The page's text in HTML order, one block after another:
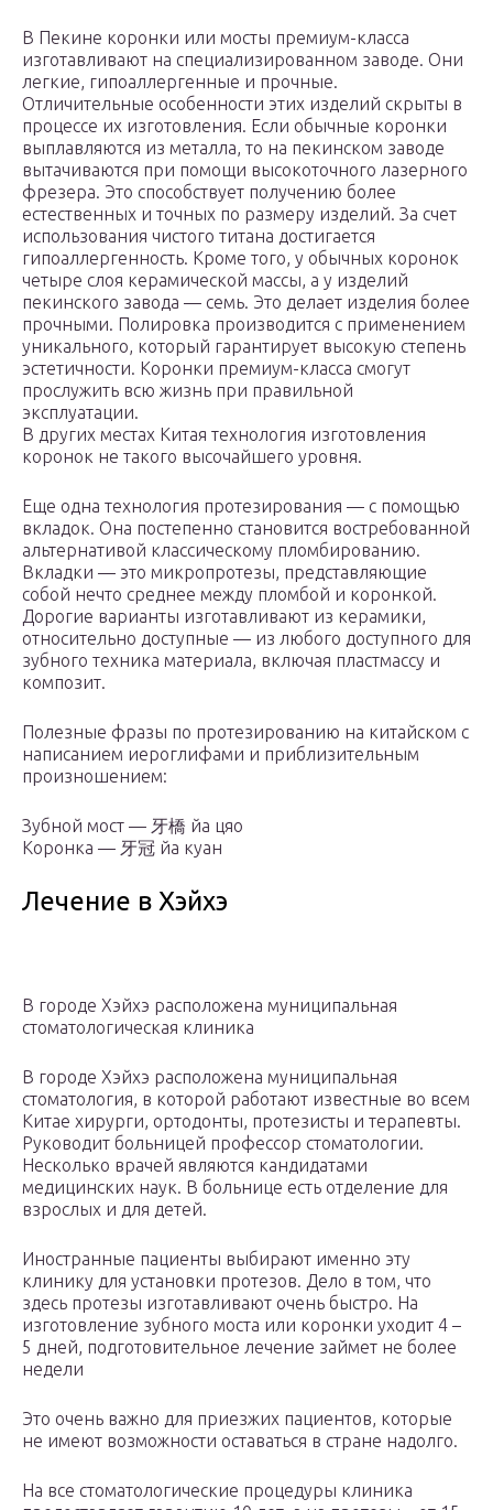
В Пекине коронки или мосты премиум-класса
изготавливают на специализированном заводе. Они
легкие, гипоаллергенные и прочные.
Отличительные особенности этих изделий скрыты в
процессе их изготовления. Если обычные коронки
выплавляются из металла, то на пекинском заводе
вытачиваются при помощи высокоточного лазерного
фрезера. Это способствует получению более
естественных и точных по размеру изделий. За счет
использования чистого титана достигается
гипоаллергенность. Кроме того, у обычных коронок
четыре слоя керамической массы, а у изделий
пекинского завода — семь. Это делает изделия более
прочными. Полировка производится с применением
уникального, который гарантирует высокую степень
эстетичности. Коронки премиум-класса смогут
прослужить всю жизнь при правильной
эксплуатации.
В других местах Китая технология изготовления
коронок не такого высочайшего уровня.
Еще одна технология протезирования — с помощью
вкладок. Она постепенно становится востребованной
альтернативой классическому пломбированию.
Вкладки — это микропротезы, представляющие
собой нечто среднее между пломбой и коронкой.
Дорогие варианты изготавливают из керамики,
относительно доступные — из любого доступного для
зубного техника материала, включая пластмассу и
композит.
Полезные фразы по протезированию на китайском с
написанием иероглифами и приблизительным
произношением:
Зубной мост — 牙橋 йа цяо
Коронка — 牙冠 йа куан
Лечение в Хэйхэ
В городе Хэйхэ расположена муниципальная
стоматологическая клиника
В городе Хэйхэ расположена муниципальная
стоматология, в которой работают известные во всем
Китае хирурги, ортодонты, протезисты и терапевты.
Руководит больницей профессор стоматологии.
Несколько врачей являются кандидатами
медицинских наук. В больнице есть отделение для
взрослых и для детей.
Иностранные пациенты выбирают именно эту
клинику для установки протезов. Дело в том, что
здесь протезы изготавливают очень быстро. На
изготовление зубного моста или коронки уходит 4 –
5 дней, подготовительное лечение займет не более
недели
Это очень важно для приезжих пациентов, которые
не имеют возможности оставаться в стране надолго.
На все стоматологические процедуры клиника